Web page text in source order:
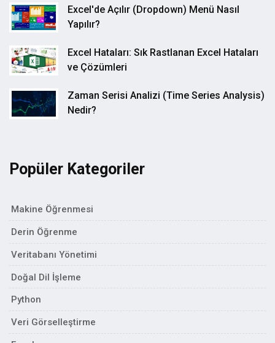
Excel'de Açılır (Dropdown) Menü Nasıl
Yapılır?
Excel Hataları: Sık Rastlanan Excel Hataları
ve Çözümleri
Zaman Serisi Analizi (Time Series Analysis)
Nedir?
Popüler Kategoriler
Makine Öğrenmesi
Derin Öğrenme
Veritabanı Yönetimi
Doğal Dil İşleme
Python
Veri Görselleştirme